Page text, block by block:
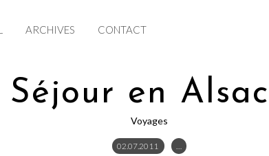
ARCHIVES CONTACT
Séjour en
Voyages
02.07.2011 …